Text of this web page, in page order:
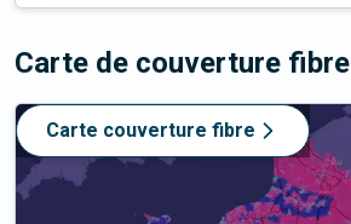
Carte de couverture fibre
Carte couverture fibre